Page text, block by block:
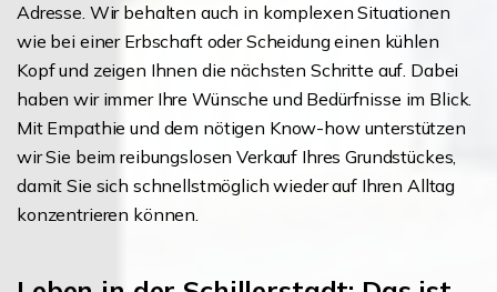
Adresse. Wir behalten auch in komplexen Situationen
wie bei einer Erbschaft oder Scheidung einen kühlen
Kopf und zeigen Ihnen die nächsten Schritte auf. Dabei
haben wir immer Ihre Wünsche und Bedürfnisse im Blick.
Mit Empathie und dem nötigen Know-how unterstützen
wir Sie beim reibungslosen Verkauf Ihres Grundstückes,
damit Sie sich schnellstmöglich wieder auf Ihren Alltag
konzentrieren können.